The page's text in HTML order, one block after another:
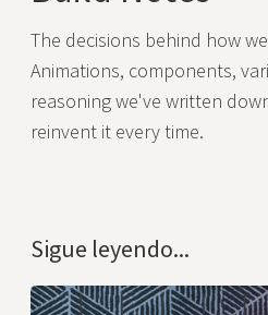
The decisions behind how
Animations, components,
reasoning we've written
reinvent it every time.
Sigue leyendo...